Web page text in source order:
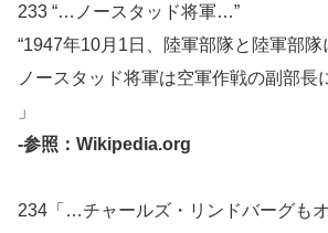
233 “…ノースタッド将軍…”
“1947年10月1日、陸軍部隊と陸軍部隊
ノースタッド将軍は空軍作戦の副部長
」
-参照：Wikipedia.org
234「…チャールズ・リンドバーグも